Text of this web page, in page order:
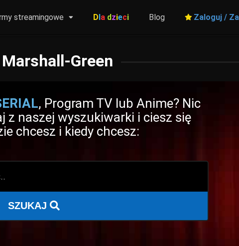
streamingowe Dla dzieci Blog Zaloguj /
Green
, Program TV lub Anime? Nic
z naszej wyszukiwarki i ciesz się
chcesz i kiedy chcesz:
SZUKAJ